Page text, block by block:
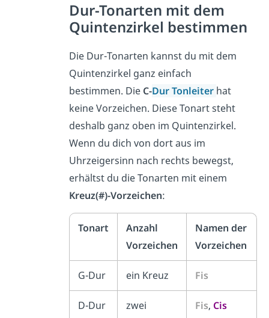
Dur-Tonarten mit dem
Quintenzirkel bestimmen
Die Dur-Tonarten kannst du mit dem
Quintenzirkel ganz einfach
bestimmen. Die C-Dur Tonleiter hat
keine Vorzeichen. Diese Tonart steht
deshalb ganz oben im Quintenzirkel.
Wenn du dich von dort aus im
Uhrzeigersinn nach rechts bewegst,
erhältst du die Tonarten mit einem
Kreuz(#)-Vorzeichen:
Tonart
Anzahl
Vorzeichen
Namen der
Vorzeichen
G-Dur ein Kreuz Fis
D-Dur
zwei
Fis, Cis